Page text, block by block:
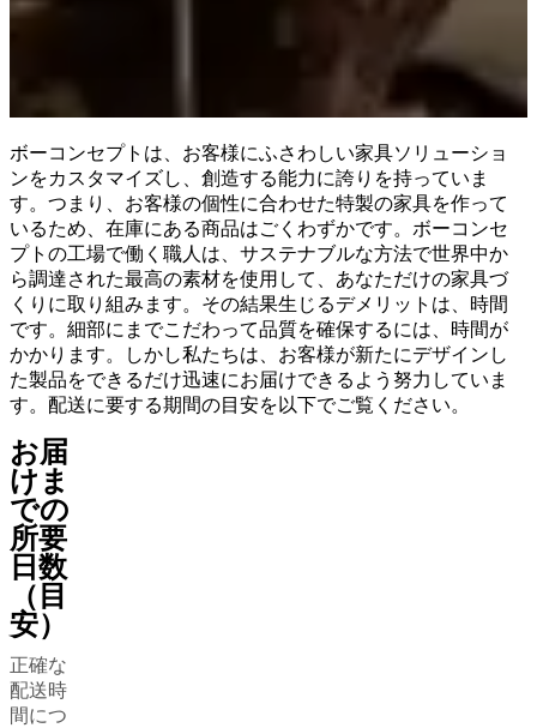
い
製
品
の
お
手
入
れ
組
み
立
て
説
明
書
保
証
法
的
情
報
イ
ン
テ
ボーコンセプトは、お客様にふさわしい家具ソリューショ
ンをカスタマイズし、創造する能力に誇りを持っていま
す。つまり、お客様の個性に合わせた特製の家具を作って
いるため、在庫にある商品はごくわずかです。ボーコンセ
プトの工場で働く職人は、サステナブルな方法で世界中か
ら調達された最高の素材を使用して、あなただけの家具づ
くりに取り組みます。その結果生じるデメリットは、時間
です。細部にまでこだわって品質を確保するには、時間が
かかります。しかし私たちは、お客様が新たにデザインし
た製品をできるだけ迅速にお届けできるよう努力していま
す。配送に要する期間の目安を以下でご覧ください。
お届
けま
での
所要
日数
（目
安）
正確な
配送時
間につ